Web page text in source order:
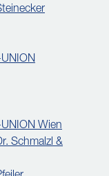
Wien
Schmalzl &